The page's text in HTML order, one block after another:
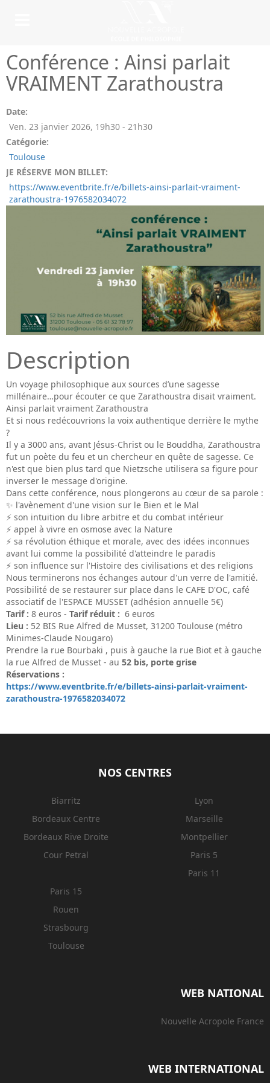
Conférence : Ainsi parlait
VRAIMENT Zarathoustra
Date:
Ven. 23 janvier 2026, 19h30 - 21h30
Catégorie:
Toulouse
JE RÉSERVE MON BILLET:
https://www.eventbrite.fr/e/billets-ainsi-parlait-vraiment-
zarathoustra-1976582034072
Description
Un voyage philosophique aux sources d’une sagesse
millénaire…pour écouter ce que Zarathoustra disait vraiment.
Ainsi parlait vraiment Zarathoustra
Et si nous redécouvrions la voix authentique derrière le mythe
?
Il y a 3000 ans, avant Jésus-Christ ou le Bouddha, Zarathoustra
fut un poète du feu et un chercheur en quête de sagesse. Ce
n'est que bien plus tard que Nietzsche utilisera sa figure pour
inverser le message d'origine.
Dans cette conférence, nous plongerons au cœur de sa parole :
✨ l'avènement d'une vision sur le Bien et le Mal
⚡ son intuition du libre arbitre et du combat intérieur
⚡ appel à vivre en osmose avec la Nature
⚡ sa révolution éthique et morale, avec des idées inconnues
avant lui comme la possibilité d'atteindre le paradis
⚡ son influence sur l'Histoire des civilisations et des religions
Nous terminerons nos échanges autour d'un verre de l'amitié.
Possibilité de se restaurer sur place dans le CAFE D'OC, café
associatif de l'ESPACE MUSSET (adhésion annuelle 5€)
Tarif : 8 euros - Tarif réduit : 6 euros
Lieu : 52 BIS Rue Alfred de Musset, 31200 Toulouse (métro
Minimes-Claude Nougaro)
Prendre la rue Bourbaki , puis à gauche la rue Biot et à gauche
la rue Alfred de Musset - au 52 bis, porte grise
Réservations :
https://www.eventbrite.fr/e/billets-ainsi-parlait-vraiment-
zarathoustra-1976582034072
NOS CENTRES
Biarritz
Bordeaux Centre
Bordeaux Rive Droite
Cour Petral
Lyon
Marseille
Montpellier
Paris 5
Paris 11
Paris 15
Rouen
Strasbourg
Toulouse
WEB NATIONAL
Nouvelle Acropole France
WEB INTERNATIONAL